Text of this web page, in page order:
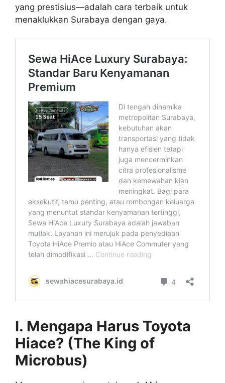
yang prestisius—adalah cara terbaik untuk
menaklukkan Surabaya dengan gaya.
I. Mengapa Harus Toyota
Hiace? (The King of
Microbus)